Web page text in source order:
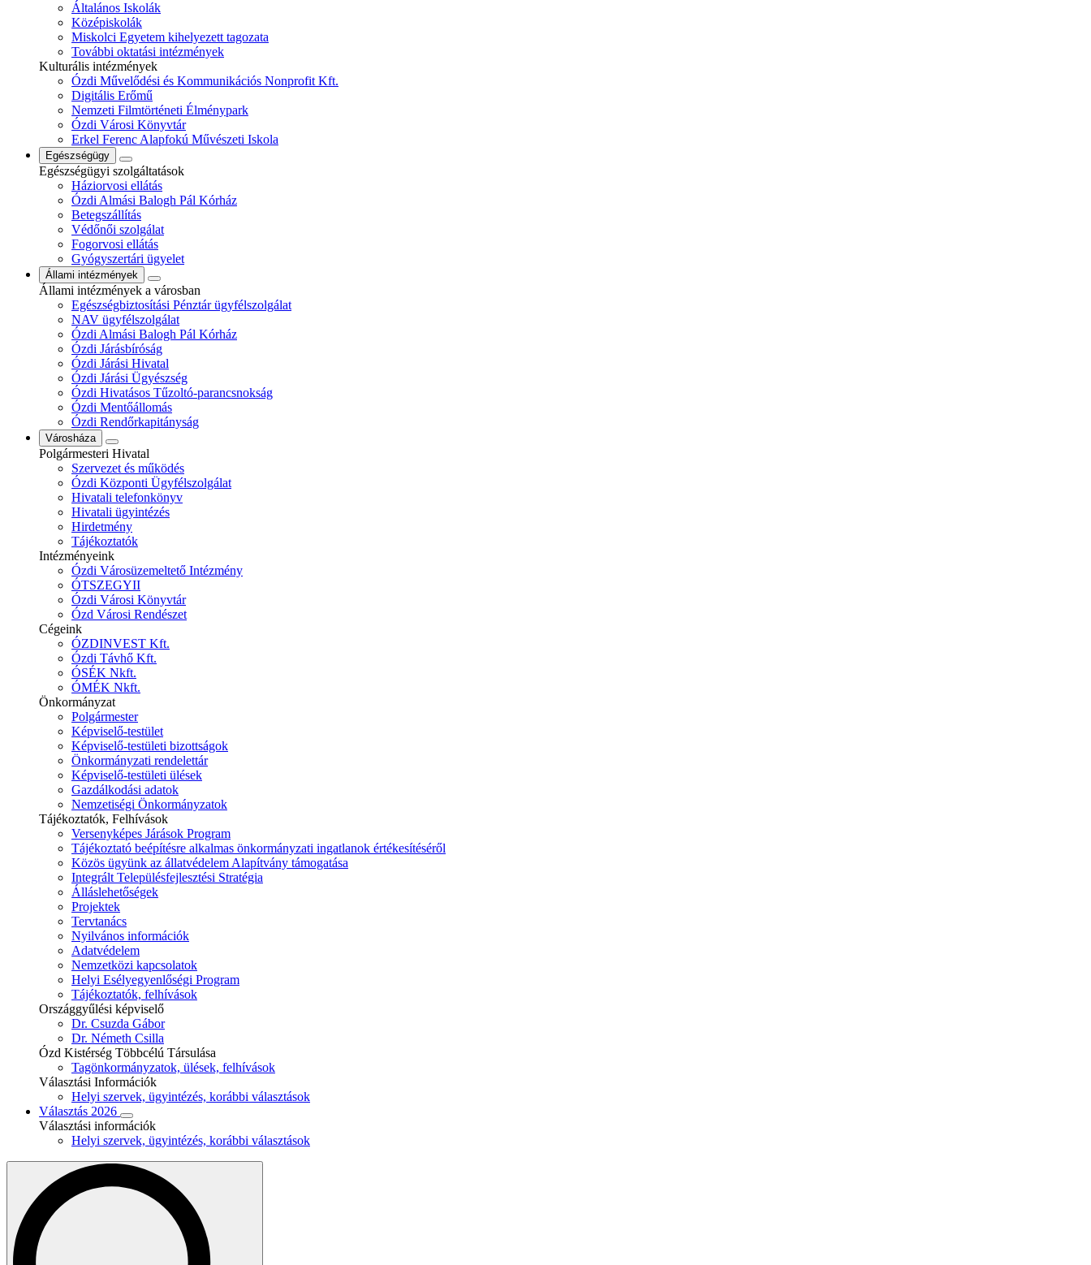
Általános Iskolák
Középiskolák
Miskolci Egyetem kihelyezett tagozata
További oktatási intézmények
Kulturális intézmények
Ózdi Művelődési és Kommunikációs Nonprofit Kft.
Digitális Erőmű
Nemzeti Filmtörténeti Élménypark
Ózdi Városi Könyvtár
Erkel Ferenc Alapfokú Művészeti Iskola
Egészségügy
Egészségügyi szolgáltatások
Háziorvosi ellátás
Ózdi Almási Balogh Pál Kórház
Betegszállítás
Védőnői szolgálat
Fogorvosi ellátás
Gyógyszertári ügyelet
Állami intézmények
Állami intézmények a városban
Egészségbiztosítási Pénztár ügyfélszolgálat
NAV ügyfélszolgálat
Ózdi Almási Balogh Pál Kórház
Ózdi Járásbíróság
Ózdi Járási Hivatal
Ózdi Járási Ügyészség
Ózdi Hivatásos Tűzoltó-parancsnokság
Ózdi Mentőállomás
Ózdi Rendőrkapitányság
Városháza
Polgármesteri Hivatal
Szervezet és működés
Ózdi Központi Ügyfélszolgálat
Hivatali telefonkönyv
Hivatali ügyintézés
Hirdetmény
Tájékoztatók
Intézményeink
Ózdi Városüzemeltető Intézmény
ÓTSZEGYII
Ózdi Városi Könyvtár
Ózd Városi Rendészet
Cégeink
ÓZDINVEST Kft.
Ózdi Távhő Kft.
ÓSÉK Nkft.
ÓMÉK Nkft.
Önkormányzat
Polgármester
Képviselő-testület
Képviselő-testületi bizottságok
Önkormányzati rendelettár
Képviselő-testületi ülések
Gazdálkodási adatok
Nemzetiségi Önkormányzatok
Tájékoztatók, Felhívások
Versenyképes Járások Program
Tájékoztató beépítésre alkalmas önkormányzati ingatlanok értékesítéséről
Közös ügyünk az állatvédelem Alapítvány támogatása
Integrált Településfejlesztési Stratégia
Álláslehetőségek
Projektek
Tervtanács
Nyilvános információk
Adatvédelem
Nemzetközi kapcsolatok
Helyi Esélyegyenlőségi Program
Tájékoztatók, felhívások
Országgyűlési képviselő
Dr. Csuzda Gábor
Dr. Németh Csilla
Ózd Kistérség Többcélú Társulása
Tagönkormányzatok, ülések, felhívások
Választási Információk
Helyi szervek, ügyintézés, korábbi választások
Választás 2026
Választási információk
Helyi szervek, ügyintézés, korábbi választások